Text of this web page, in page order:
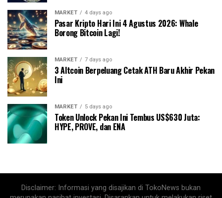
MARKET 4 days ago
Pasar Kripto Hari Ini 4 Agustus 2026: Whale
Borong Bitcoin Lagi!
MARKET 7 days ago
3 Altcoin Berpeluang Cetak ATH Baru Akhir Pekan
Ini
MARKET 5 days ago
Token Unlock Pekan Ini Tembus US$630 Juta:
HYPE, PROVE, dan ENA
Disclaimer: Informasi yang disajikan di TokoNews bukan